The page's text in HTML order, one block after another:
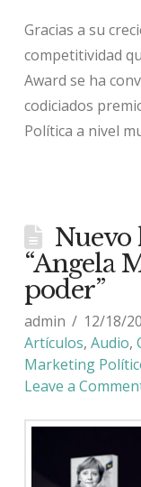
Gracias a su
competitividad
Award se ha
codiciados
Política a nivel
Nuevo
“Angela
poder”
admin
12/18/
Artículos, Audio,
Marketing
Leave a